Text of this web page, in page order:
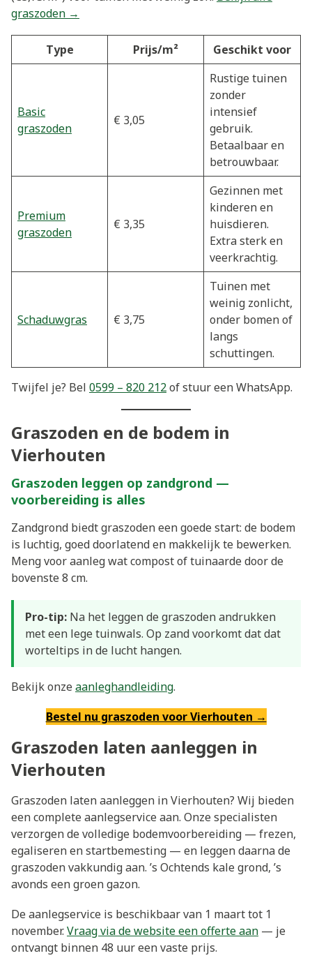
graszoden →
Type Prijs/m² Geschikt voor
Basic
graszoden
€ 3,05
Rustige tuinen
zonder
intensief
gebruik.
Betaalbaar en
betrouwbaar.
Premium
graszoden
€ 3,35
Gezinnen met
kinderen en
huisdieren.
Extra sterk en
veerkrachtig.
Schaduwgras € 3,75
Tuinen met
weinig zonlicht,
onder bomen of
langs
schuttingen.
Twijfel je? Bel 0599 – 820 212of stuur een WhatsApp.
Graszoden en de bodem in
Vierhouten
Graszoden leggen op zandgrond —
voorbereiding is alles
Zandgrond biedt graszoden een goede start: de bodem
is luchtig, goed doorlatend en makkelijk te bewerken.
Meng voor aanleg wat compost of tuinaarde door de
bovenste 8 cm.
Pro-tip: Na het leggen de graszoden andrukken
met een lege tuinwals. Op zand voorkomt dat dat
worteltips in de lucht hangen.
Bekijk onzeaanleghandleiding.
Bestel nu graszoden voor Vierhouten →
Graszoden laten aanleggen in
Vierhouten
Graszoden laten aanleggen in Vierhouten? Wij bieden
een complete aanlegservice aan. Onze specialisten
verzorgen de volledige bodemvoorbereiding — frezen,
egaliseren en startbemesting — en leggen daarna de
graszoden vakkundig aan. ’s Ochtends kale grond, ’s
avonds een groen gazon.
De aanlegservice is beschikbaar van 1 maart tot 1
november.Vraag via de website een offerte aan — je
ontvangt binnen 48 uur een vaste prijs.